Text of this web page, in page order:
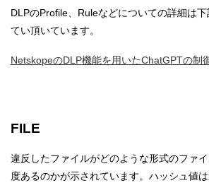
DLPのProfile、Ruleなどについての詳細は
てい頂いています。
NetskopeのDLP機能を用いたChatGPTの制
FILE
違反したファイルがどのような形式のファ
度あるのかが示されています。ハッシュ値